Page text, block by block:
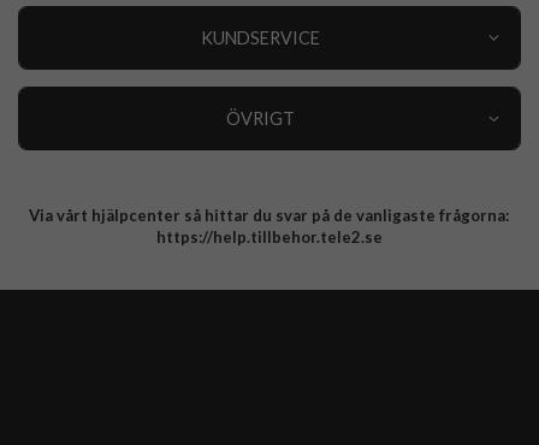
KUNDSERVICE
ÖVRIGT
Integritetspolicy
Via vårt hjälpcenter så hittar du svar på de vanligaste frågorna:
https://help.tillbehor.tele2.se